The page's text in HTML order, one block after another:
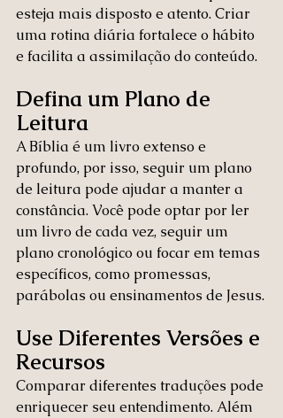
esteja mais disposto e atento. Criar
uma rotina diária fortalece o hábito
e facilita a assimilação do conteúdo.
Defina um Plano de
Leitura
A Bíblia é um livro extenso e
profundo, por isso, seguir um plano
de leitura pode ajudar a manter a
constância. Você pode optar por ler
um livro de cada vez, seguir um
plano cronológico ou focar em temas
específicos, como promessas,
parábolas ou ensinamentos de Jesus.
Use Diferentes Versões e
Recursos
Comparar diferentes traduções pode
enriquecer seu entendimento. Além